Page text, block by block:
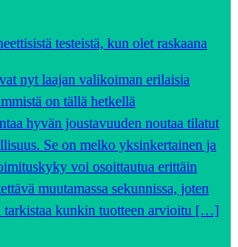
testeistä, kun olet raskaana
nyt laajan valikoiman erilaisia
on tällä hetkellä
hyvän joustavuuden noutaa tilatut
Se on melko yksinkertainen ja
voi osoittautua erittäin
muutamassa sekunnissa, joten
tarkistaa kunkin tuotteen arvioitu […]